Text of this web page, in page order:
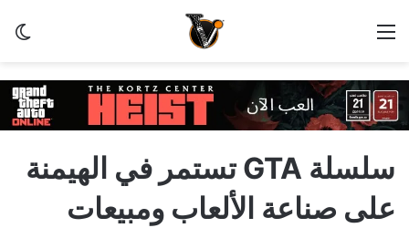
القائمة
سلسلة GTA تستمر في الهيمنة
على صناعة الألعاب ومبيعات